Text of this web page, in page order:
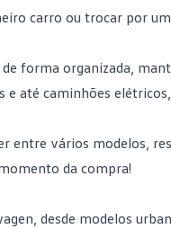
carro ou trocar por
forma organizada,
até caminhões
entre vários modelos,
da compra!
desde modelos